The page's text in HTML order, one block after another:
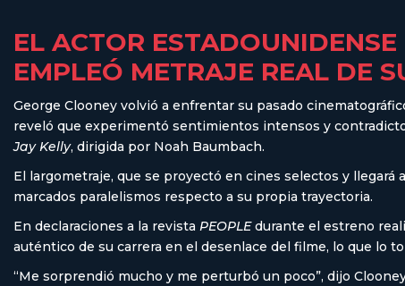
EL ACTOR
EMPLEÓ METRAJE REAL DE
George Clooney volvió a enfrentar su pasado
reveló que experimentó sentimientos intensos y
Jay Kelly, dirigida por Noah Baumbach.
El largometraje, que se proyectó en cines selectos y
marcados paralelismos respecto a su propia trayectoria.
En declaraciones a la revista PEOPLEdurante el estreno
auténtico de su carrera en el desenlace del filme, lo que lo
“Me sorprendió mucho y me perturbó un poco”, dijo